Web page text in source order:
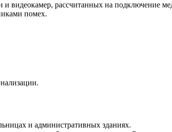
видеокамер, рассчитанных на подключение
помех.
и административных зданиях.